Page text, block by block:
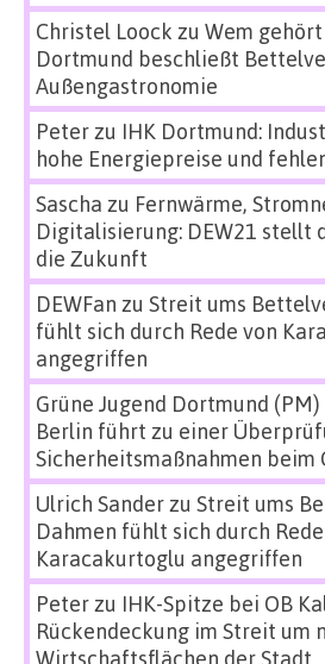
Christel Loock zu Wem
Dortmund beschließt
Außengastronomie
Peterzu IHK Dortmund:
hohe Energiepreise und
Sascha zu Fernwärme,
Digitalisierung: DEW21 stellt
die Zukunft
DEWFan zu Streit ums
fühlt sich durch Rede von
angegriffen
Grüne Jugend Dortmund (PM)
Berlin führt zu einer
Sicherheitsmaßnahmen beim
Ulrich Sanderzu Streit ums
Dahmen fühlt sich durch
Karacakurtoglu angegriffen
Peterzu IHK-Spitze bei OB
Rückendeckung im Streit um
Wirtschaftsflächen der Stadt